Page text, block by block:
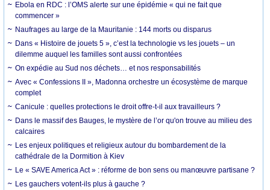
Ebola en RDC : l’OMS alerte sur une épidémie « qui ne fait que
commencer »
Naufrages au large de la Mauritanie : 144 morts ou disparus
Dans « Histoire de jouets 5 », c’est la technologie vs les jouets – un
dilemme auquel les familles sont aussi confrontées
On expédie au Sud nos déchets… et nos responsabilités
Avec « Confessions II », Madonna orchestre un écosystème de marque
complet
Canicule : quelles protections le droit offre-t-il aux travailleurs ?
Dans le massif des Bauges, le mystère de l’or qu'on trouve au milieu des
calcaires
Les enjeux politiques et religieux autour du bombardement de la
cathédrale de la Dormition à Kiev
Le « SAVE America Act » : réforme de bon sens ou manœuvre partisane ?
Les gauchers votent-ils plus à gauche ?